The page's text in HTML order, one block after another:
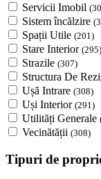
Servicii Imobil
Sistem încălzire
Spații Utile (201)
Stare Interior (295)
Strazile (307)
Structura De
Ușă Intrare (308)
Uși Interior (291)
Utilități Generale
Vecinătății (308)
Tipuri de